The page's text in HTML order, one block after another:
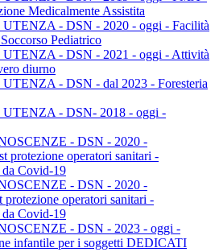
Medicalmente Assistita
- DSN - 2020 - oggi - Facilità
Pediatrico
- DSN - 2021 - oggi - Attività
diurno
- DSN - dal 2023 - Foresteria
- DSN- 2018 - oggi -
- DSN - 2020 -
protezione operatori sanitari -
da Covid-19
- DSN - 2020 -
protezione operatori sanitari -
da Covid-19
- DSN - 2023 - oggi -
infantile per i soggetti DEDICATI